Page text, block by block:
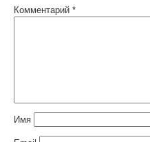
Комментарий*
Имя